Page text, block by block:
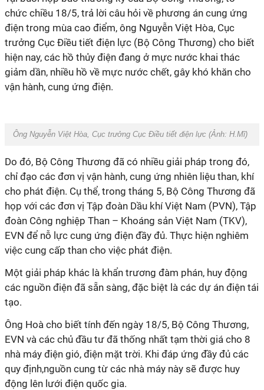
chức chiều 18/5, trả lời câu hỏi về phương án cung ứng
điện trong mùa cao điểm, ông Nguyễn Việt Hòa, Cục
trưởng Cục Điều tiết điện lực (Bộ Công Thương) cho biết
hiện nay, các hồ thủy điện đang ở mực nước khai thác
giảm dần, nhiều hồ về mực nước chết, gây khó khăn cho
vận hành, cung ứng điện.
Ông Nguyễn Việt Hòa, Cục trưởng Cục Điều tiết điện lực (Ảnh: H.Mĩ)
Do đó, Bộ Công Thương đã có nhiều giải pháp trong đó,
chỉ đạo các đơn vị vận hành, cung ứng nhiên liệu than, khí
cho phát điện. Cụ thể, trong tháng 5, Bộ Công Thương đã
họp với các đơn vị Tập đoàn Dầu khí Việt Nam (PVN), Tập
đoàn Công nghiệp Than – Khoáng sản Việt Nam (TKV),
EVN để nỗ lực cung ứng điện đầy đủ. Thực hiện nghiêm
việc cung cấp than cho việc phát điện.
Một giải pháp khác là khẩn trương đàm phán, huy động
các nguồn điện đã sẵn sàng, đặc biệt là các dự án điện tái
tạo.
Ông Hoà cho biết tính đến ngày 18/5, Bộ Công Thương,
EVN và các chủ đầu tư đã thống nhất tạm thời giá cho 8
nhà máy điện gió, điện mặt trời. Khi đáp ứng đầy đủ các
quy định,nguồn cung từ các nhà máy này sẽ được huy
động lên lưới điện quốc gia.